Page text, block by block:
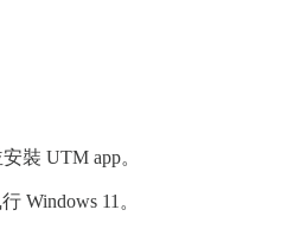
裝 UTM app。
Windows 11。